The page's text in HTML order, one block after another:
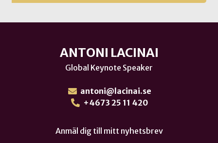
ANTONI LACINAI
Global Keynote Speaker
antoni@lacinai.se
+4673 25 11 420
Anmäl dig till mitt nyhetsbrev